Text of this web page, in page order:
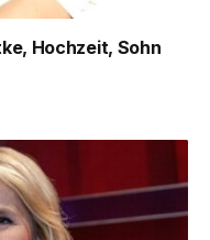
Hochzeit, Sohn